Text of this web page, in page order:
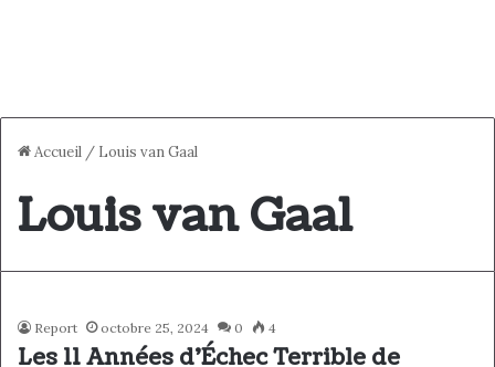
Accueil / Louis van Gaal
Louis van Gaal
Report octobre 25, 2024 0 4
Les 11 Années d’Échec Terrible de